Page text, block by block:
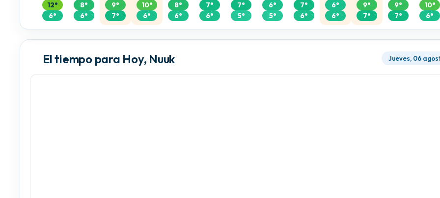
12°
6°
8°
6°
9°
7°
10°
6°
8°
6°
7°
6°
7°
5°
6°
5°
7°
6°
6°
6°
9°
7°
9°
7°
10°
6°
El tiempo para Hoy, Nuuk Jueves, 06